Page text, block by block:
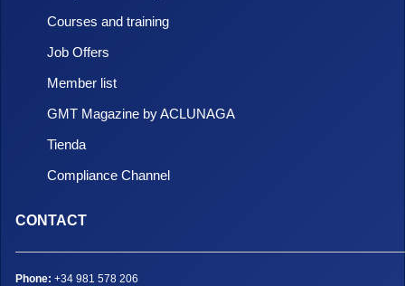
Courses and training
Job Offers
Member list
GMT Magazine by ACLUNAGA
Tienda
Compliance Channel
CONTACT
Phone: +34 981 578 206